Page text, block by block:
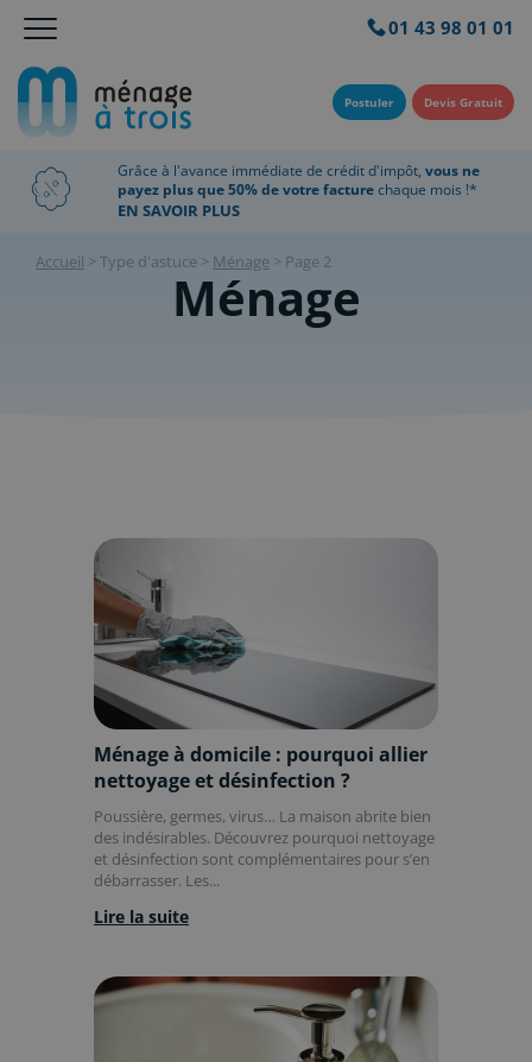
01 43 98 01 01
Postuler Devis Gratuit
Grâce à l'avance immédiate de crédit d'impôt, vous ne
payez plus que 50% de votre facturechaque mois !*
EN SAVOIR PLUS
Accueil > Type d'astuce > Ménage > Page 2
Ménage
Ménage à domicile : pourquoi allier
nettoyage et désinfection ?
Poussière, germes, virus… La maison abrite bien
des indésirables. Découvrez pourquoi nettoyage
et désinfection sont complémentaires pour s’en
débarrasser. Les...
Lire la suite